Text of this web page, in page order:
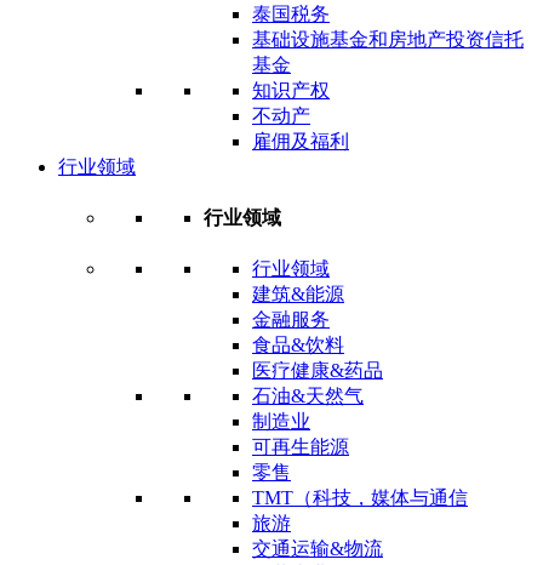
泰国税务
基础设施基金和房地产投资信托
基金
知识产权
不动产
雇佣及福利
行业领域
行业领域
行业领域
建筑&能源
金融服务
食品&饮料
医疗健康&药品
石油&天然气
制造业
可再生能源
零售
TMT（科技，媒体与通信
旅游
交通运输&物流